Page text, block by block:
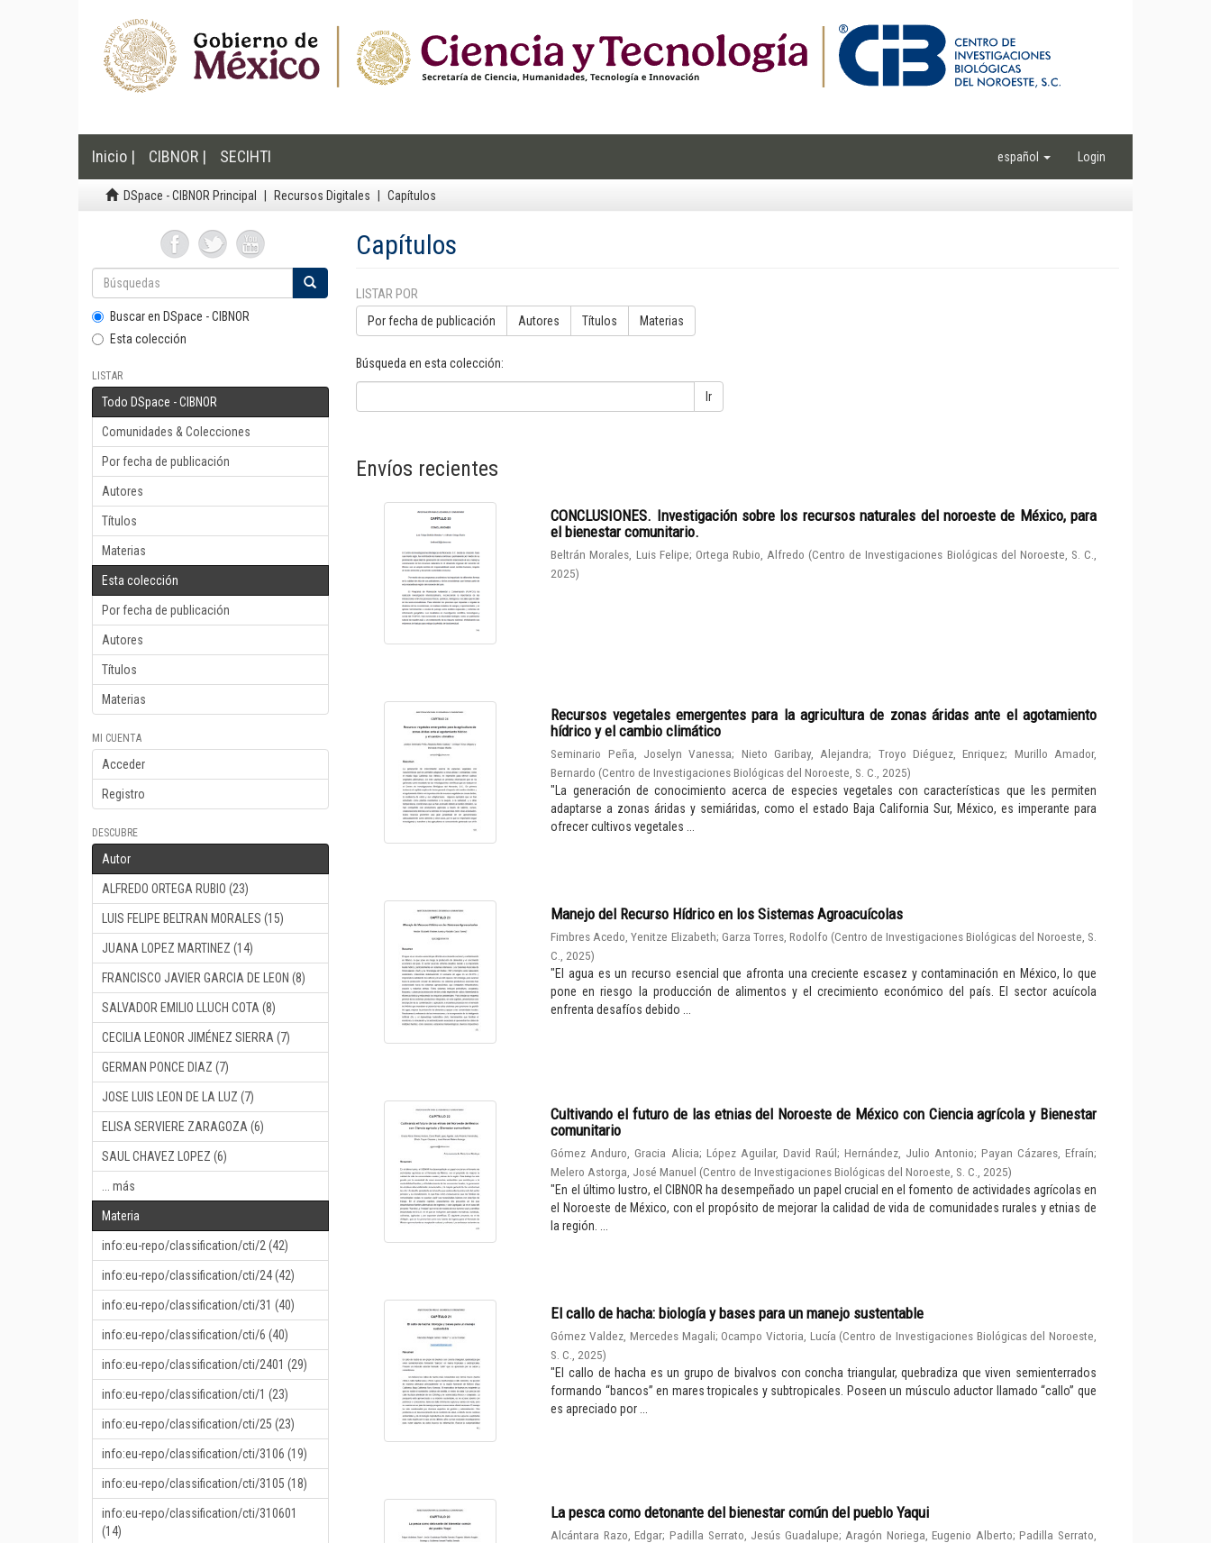
Inicio | CIBNOR | SECIHTI español Login
DSpace - CIBNOR Principal Recursos Digitales Capítulos
Buscar en DSpace - CIBNOR
Esta colección
LISTAR
Todo DSpace - CIBNOR
Comunidades & Colecciones
Por fecha de publicación
Autores
Títulos
Materias
Esta colección
Por fecha de publicación
Autores
Títulos
Materias
MI CUENTA
Acceder
Registro
DESCUBRE
Autor
ALFREDO ORTEGA RUBIO (23)
LUIS FELIPE BELTRAN MORALES (15)
JUANA LOPEZ MARTINEZ (14)
FRANCISCO JAVIER GARCIA DE LEON (8)
SALVADOR EMILIO LLUCH COTA (8)
CECILIA LEONOR JIMÉNEZ SIERRA (7)
GERMAN PONCE DIAZ (7)
JOSE LUIS LEON DE LA LUZ (7)
ELISA SERVIERE ZARAGOZA (6)
SAUL CHAVEZ LOPEZ (6)
... más
Materia
info:eu-repo/classification/cti/2 (42)
info:eu-repo/classification/cti/24 (42)
info:eu-repo/classification/cti/31 (40)
info:eu-repo/classification/cti/6 (40)
info:eu-repo/classification/cti/2401 (29)
info:eu-repo/classification/cti/1 (23)
info:eu-repo/classification/cti/25 (23)
info:eu-repo/classification/cti/3106 (19)
info:eu-repo/classification/cti/3105 (18)
info:eu-repo/classification/cti/310601
(14)
Capítulos
LISTAR POR
Por fecha de publicación Autores Títulos Materias
Búsqueda en esta colección:
Ir
Envíos recientes
CONCLUSIONES. Investigación sobre los recursos naturales del noroeste de México, para
el bienestar comunitario.
Beltrán Morales, Luis Felipe; Ortega Rubio, Alfredo (Centro de Investigaciones Biológicas del Noroeste, S. C.
2025)
Recursos vegetales emergentes para la agricultura de zonas áridas ante el agotamiento
hídrico y el cambio climático
Seminario Peña, Joselyn Vanessa; Nieto Garibay, Alejandra; Troyo Diéguez, Enriquez; Murillo Amador,
Bernardo (Centro de Investigaciones Biológicas del Noroeste, S. C. 2025)
"La generación de conocimiento acerca de especies vegetales con características que les permiten
adaptarse a zonas áridas y semiáridas, como el estado Baja California Sur, México, es imperante para
ofrecer cultivos vegetales ...
Manejo del Recurso Hídrico en los Sistemas Agroacuícolas
Fimbres Acedo, Yenitze Elizabeth; Garza Torres, Rodolfo (Centro de Investigaciones Biológicas del Noroeste, S.
C., 2025)
"El agua es un recurso esencial que afronta una creciente escasez y contaminación en México, lo que
pone en riesgo la producción de alimentos y el crecimiento económico del país. El sector acuícola
enfrenta desafíos debido ...
Cultivando el futuro de las etnias del Noroeste de México con Ciencia agrícola y Bienestar
comunitario
Gómez Anduro, Gracia Alicia; López Aguilar, David Raúl; Hernández, Julio Antonio; Payan Cázares, Efraín;
Melero Astorga, José Manuel (Centro de Investigaciones Biológicas del Noroeste, S. C. 2025)
"En el último lustro, el CIBNOR ha desempeñado un papel crucial en el fomento de actividades agrícolas en
el Noroeste de México, con el propósito de mejorar la calidad de vida de comunidades rurales y etnias de
la región. ...
El callo de hacha: biología y bases para un manejo sustentable
Gómez Valdez, Mercedes Magali;Ocampo Victoria, Lucía (Centro de Investigaciones Biológicas del Noroeste,
S. C.
2025)
"El callo de hacha es un grupo de bivalvos con concha triangular, quebradiza que viven semienterrados
formando “bancos” en mares tropicales y subtropicales. Poseen un músculo aductor llamado “callo” que
es apreciado por ...
La pesca como detonante del bienestar común del pueblo Yaqui
Alcántara Razo, Edgar;Padilla Serrato, Jesús Guadalupe; Aragón Noriega, Eugenio Alberto;Padilla Serrato,